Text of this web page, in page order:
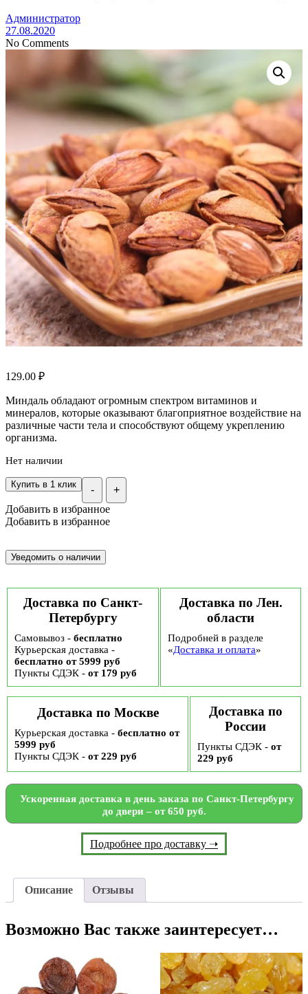
Администратор
27.08.2020
No Comments
129.00 ₽
Миндаль обладают огромным спектром витаминов и
минералов, которые оказывают благоприятное воздействие на
различные части тела и способствуют общему укреплению
организма.
Нет наличии
- +
Купить в 1 клик
Добавить в избранное
Добавить в избранное
Доставка по Санкт-
Петербургу
Самовывоз - бесплатно
Курьерская доставка -
бесплатно от 5999 руб
Пункты СДЭК - от 179 руб
Доставка по Лен.
области
Подробней в разделе
«Доставка и оплата»
Доставка по Москве
Курьерская доставка - бесплатно от
5999 руб
Пункты СДЭК - от 229 руб
Доставка по
России
Пункты СДЭК - от
229 руб
Ускоренная доставка в день заказа по Санкт-Петербургу
до двери – от 650 руб.
Подробнее про доставку ➝
Описание Отзывы
Возможно Вас также заинтересует…